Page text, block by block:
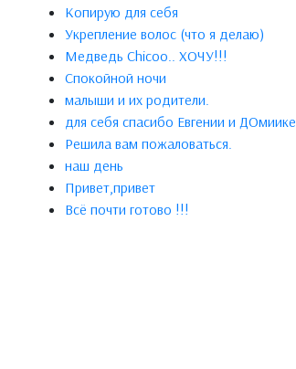
Копирую для себя
Укрепление волос (что я делаю)
Медведь Chicoo.. ХОЧУ!!!
Спокойной ночи
малыши и их родители.
для себя спасибо Евгении и ДОмиике
Решила вам пожаловаться.
наш день
Привет,привет
Всё почти готово !!!